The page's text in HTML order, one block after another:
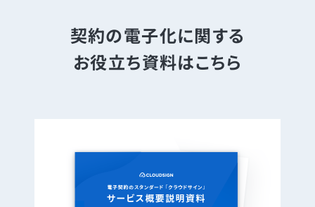
契約の電子化に関する
お役立ち資料はこちら